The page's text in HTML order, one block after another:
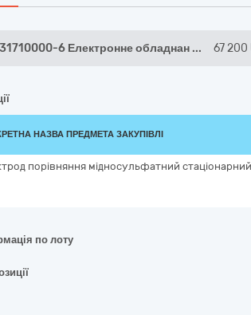
31710000-6 Електронне обладнан ... 67 200
НАЗВА ПРЕДМЕТА ЗАКУПІВЛІ
порiвняння мідносульфатний стаціонарний
по лоту